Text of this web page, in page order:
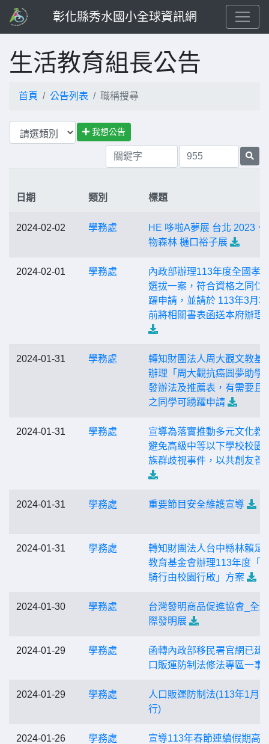
彰化縣秀水國小全球資訊網
生活教育組長公告
首頁 公告列表 職稱搜尋
我想公告
日期 類別 標題
2024-02-02 學務處
HE 哆啦A夢展 台北 2023、
物森林 樋口裕子展
2024-02-01 學務處
內政部辦理113年度全國孝
選拔一案，符合資格之同仁
躍申請，並請於 113年3月
前將相關書表函送本府辦理
2024-01-31 學務處
轉知財團法人周大觀文教基
辦理「周大觀抗癌圓夢助學
發辦法及推薦表，有需要且
之同學可踴躍申請
2024-01-31 學務處
宣導為落實推動多元文化教
避免高級中等以下學校校園
族群歧視事件，以共創友善
2024-01-31 學務處 重要節目安全維護宣導
2024-01-31 學務處
轉知財團法人台中縣林賴足
教育基金會辦理113年度「
騎行由校園行啟」方案
2024-01-30 學務處
台灣發明商品促進協會_全
際發明展
2024-01-29 學務處
函轉內政部移民署官網已建
口販運防制法修法專區一事
2024-01-29 學務處
人口販運防制法(113年1月1
行)
2024-01-26 學務處
宣導113年春節連續假期高